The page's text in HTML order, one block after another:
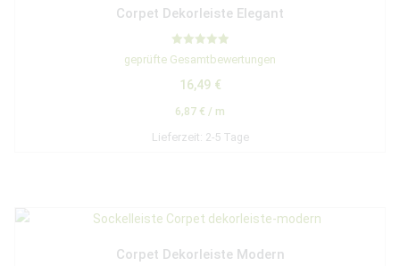
Corpet Dekorleiste Elegant
Bewertet mit
5.00
geprüfte Gesamtbewertungen
16,49 €
6,87 € / m
Lieferzeit: 2-5 Tage
Corpet Dekorleiste Modern